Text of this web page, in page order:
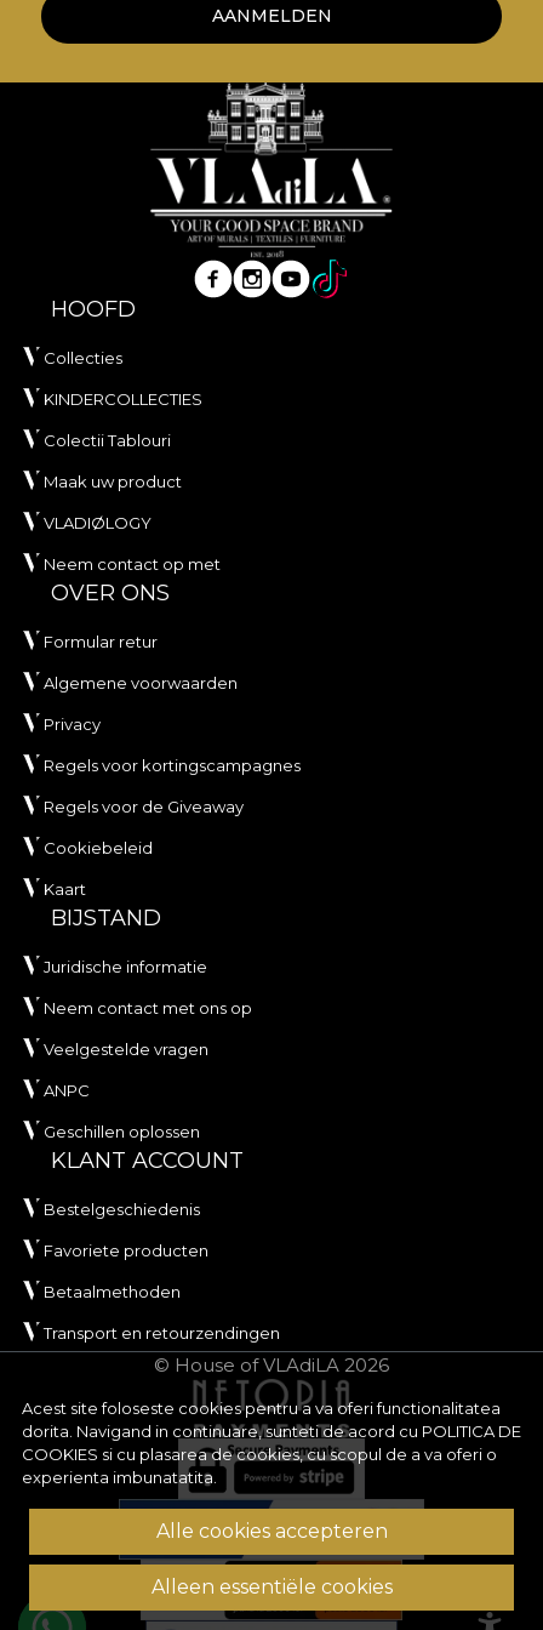
Acest site foloseste cookies pentru a va oferi functionalitatea
dorita. Navigand in continuare, sunteti de acord cu POLITICA DE
COOKIES si cu plasarea de cookies, cu scopul de a va oferi o
experienta imbunatatita.
Alle cookies accepteren
Alleen essentiële cookies
AANMELDEN
HOOFD
Collecties
KINDERCOLLECTIES
Colectii Tablouri
Maak uw product
VLADIØLOGY
Neem contact op met
OVER ONS
Formular retur
Algemene voorwaarden
Privacy
Regels voor kortingscampagnes
Regels voor de Giveaway
Cookiebeleid
Kaart
BIJSTAND
Juridische informatie
Neem contact met ons op
Veelgestelde vragen
ANPC
Geschillen oplossen
KLANT ACCOUNT
Bestelgeschiedenis
Favoriete producten
Betaalmethoden
Transport en retourzendingen
© House of VLAdiLA 2026